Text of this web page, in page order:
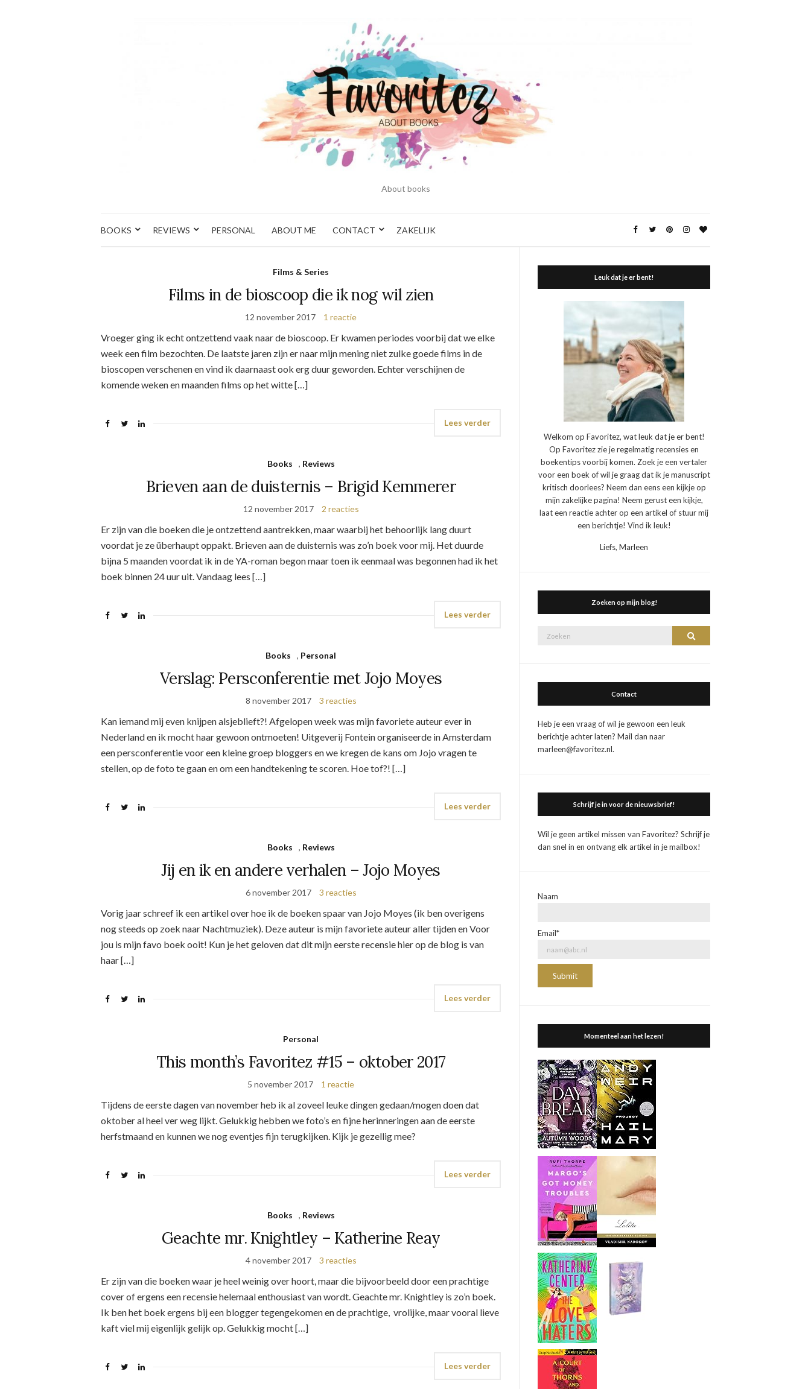
About books
BOOKS REVIEWS PERSONAL ABOUT ME CONTACT ZAKELIJK
Films & Series
Films in de bioscoop die ik nog wil zien
12 november 2017 1 reactie
Vroeger ging ik echt ontzettend vaak naar de bioscoop. Er kwamen periodes voorbij dat we elke
week een film bezochten. De laatste jaren zijn er naar mijn mening niet zulke goede films in de
bioscopen verschenen en vind ik daarnaast ook erg duur geworden. Echter verschijnen de
komende weken en maanden films op het witte […]
Lees verder
Books , Reviews
Brieven aan de duisternis – Brigid Kemmerer
12 november 2017 2 reacties
Er zijn van die boeken die je ontzettend aantrekken, maar waarbij het behoorlijk lang duurt
voordat je ze überhaupt oppakt. Brieven aan de duisternis was zo’n boek voor mij. Het duurde
bijna 5 maanden voordat ik in de YA-roman begon maar toen ik eenmaal was begonnen had ik het
boek binnen 24 uur uit. Vandaag lees […]
Lees verder
Books , Personal
Verslag: Persconferentie met Jojo Moyes
8 november 2017 3 reacties
Kan iemand mij even knijpen alsjeblieft?! Afgelopen week was mijn favoriete auteur ever in
Nederland en ik mocht haar gewoon ontmoeten! Uitgeverij Fontein organiseerde in Amsterdam
een persconferentie voor een kleine groep bloggers en we kregen de kans om Jojo vragen te
stellen, op de foto te gaan en om een handtekening te scoren. Hoe tof?! […]
Lees verder
Books , Reviews
Jij en ik en andere verhalen – Jojo Moyes
6 november 2017 3 reacties
Vorig jaar schreef ik een artikel over hoe ik de boeken spaar van Jojo Moyes (ik ben overigens
nog steeds op zoek naar Nachtmuziek). Deze auteur is mijn favoriete auteur aller tijden en Voor
jou is mijn favo boek ooit! Kun je het geloven dat dit mijn eerste recensie hier op de blog is van
haar […]
Lees verder
Personal
This month’s Favoritez #15 – oktober 2017
5 november 2017 1 reactie
Tijdens de eerste dagen van november heb ik al zoveel leuke dingen gedaan/mogen doen dat
oktober al heel ver weg lijkt. Gelukkig hebben we foto’s en fijne herinneringen aan de eerste
herfstmaand en kunnen we nog eventjes fijn terugkijken. Kijk je gezellig mee?
Lees verder
Books , Reviews
Geachte mr. Knightley – Katherine Reay
4 november 2017 3 reacties
Er zijn van die boeken waar je heel weinig over hoort, maar die bijvoorbeeld door een prachtige
cover of ergens een recensie helemaal enthousiast van wordt. Geachte mr. Knightley is zo’n boek.
Ik ben het boek ergens bij een blogger tegengekomen en de prachtige, vrolijke, maar vooral lieve
kaft viel mij eigenlijk gelijk op. Gelukkig mocht […]
Lees verder
Leuk dat je er bent!
Welkom op Favoritez, wat leuk dat je er bent!
Op Favoritez zie je regelmatig recensies en
boekentips voorbij komen. Zoek je een vertaler
voor een boek of wil je graag dat ik je manuscript
kritisch doorlees? Neem dan eens een kijkje op
mijn zakelijke pagina! Neem gerust een kijkje,
laat een reactie achter op een artikel of stuur mij
een berichtje! Vind ik leuk!
Liefs, Marleen
Zoeken op mijn blog!
Zoek
Zoeken
Contact
Heb je een vraag of wil je gewoon een leuk
berichtje achter laten? Mail dan naar
marleen@favoritez.nl.
Schrijf je in voor de nieuwsbrief!
Wil je geen artikel missen van Favoritez? Schrijf je
dan snel in en ontvang elk artikel in je mailbox!
Naam
Email*
Momenteel aan het lezen!